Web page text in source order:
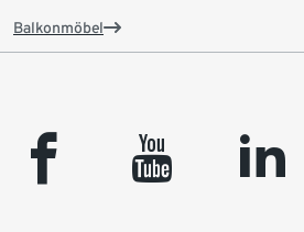
Balkonmöbel
facebook youtube linkedin